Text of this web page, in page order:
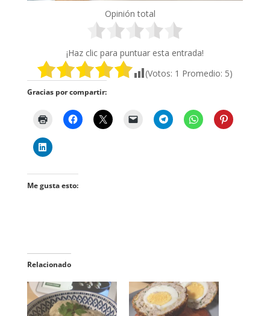
Opinión total
¡Haz clic para puntuar esta entrada!
(Votos: 1 Promedio: 5)
Gracias por compartir:
Me gusta esto:
Relacionado